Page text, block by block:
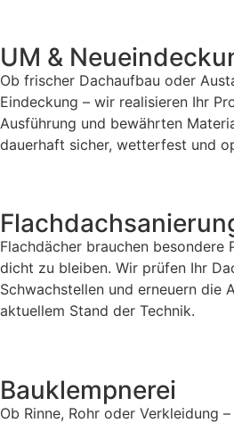
UM &
Ob frischer Dachaufbau oder
Eindeckung – wir realisieren Ihr
Ausführung und bewährten
dauerhaft sicher, wetterfest und
Flachdächer brauchen besondere
dicht zu bleiben. Wir prüfen Ihr
Schwachstellen und erneuern die
aktuellem Stand der Technik.
Bauklempnerei
Ob Rinne, Rohr oder Verkleidung